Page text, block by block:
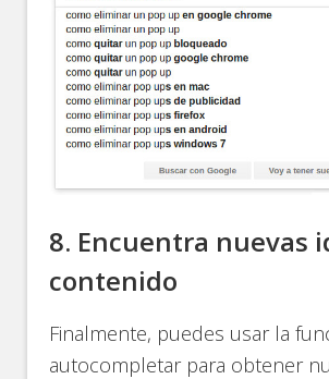
8. Encuentra nuevas
contenido
Finalmente, puedes usar la
autocompletar para obtener